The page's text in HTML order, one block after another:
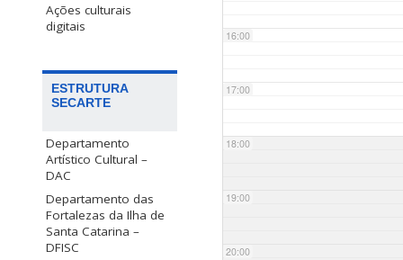
Ações culturais
digitais
ESTRUTURA
SECARTE
Departamento
Artístico Cultural –
DAC
Departamento das
Fortalezas da Ilha de
Santa Catarina –
DFISC
16:00
17:00
18:00
19:00
20:00